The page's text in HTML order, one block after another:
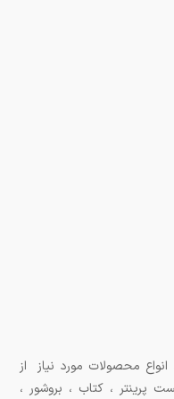
محصولات مورد نیاز از
پرینتر ، کتاب ، بروشور ،